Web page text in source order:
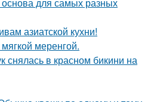
азиатской кухни!
меренгой.
снялась в красном бикини на